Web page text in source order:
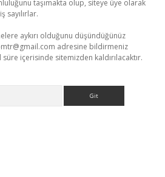
taşımakta olup, siteye üye olarak
sayılırlar.
aykırı olduğunu düşündüğünüz
adresine bildirmeniz
içerisinde sitemizden kaldırılacaktır.